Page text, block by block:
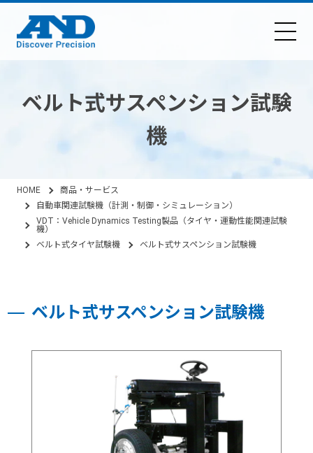
ベルト式サスペンション試験
機
HOME
商品・サービス
自動車関連試験機（計測・制御・シミュレーション）
VDT：Vehicle Dynamics Testing製品（タイヤ・運動性能関連試験
機）
ベルト式タイヤ試験機
ベルト式サスペンション試験機
ベルト式サスペンション試験機